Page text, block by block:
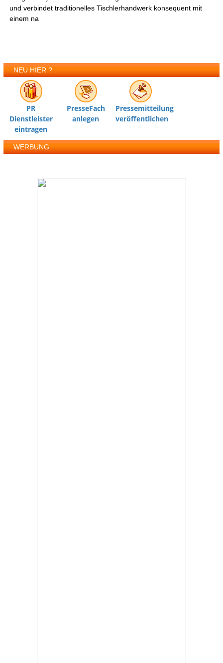
und verbindet traditionelles Tischlerhandwerk konsequent mit
einem na
NEU HIER ?
PR
Dienstleister
eintragen
PresseFach
anlegen
Pressemitteilung
veröffentlichen
WERBUNG